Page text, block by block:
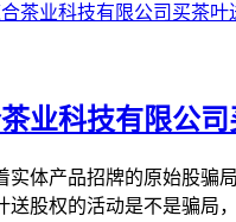
业科技有限公
实体产品招牌的原始股骗
送股权的活动是不是骗局